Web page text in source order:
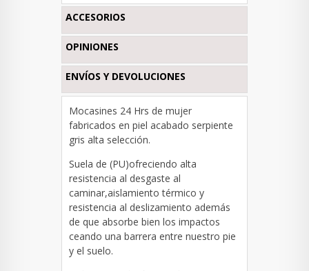
ACCESORIOS
OPINIONES
ENVÍOS Y DEVOLUCIONES
Mocasines 24 Hrs de mujer
fabricados en piel acabado serpiente
gris alta selección.
Suela de (PU)ofreciendo alta
resistencia al desgaste al
caminar,aislamiento térmico y
resistencia al deslizamiento además
de que absorbe bien los impactos
ceando una barrera entre nuestro pie
y el suelo.